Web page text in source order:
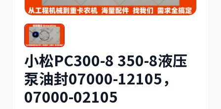
日立
三菱
小松PC300-8 350-8液压
泵油封07000-12105，
07000-02105